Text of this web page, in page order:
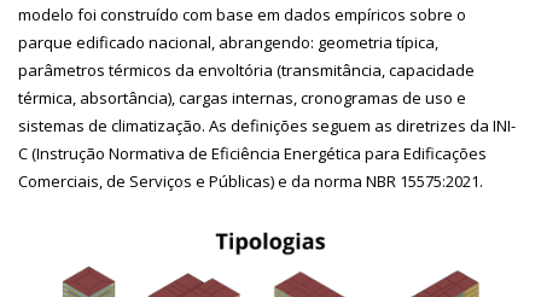
modelo foi construído com base em dados empíricos sobre o
parque edificado nacional, abrangendo: geometria típica,
parâmetros térmicos da envoltória (transmitância, capacidade
térmica, absortância), cargas internas, cronogramas de uso e
sistemas de climatização. As definições seguem as diretrizes da INI-
C (Instrução Normativa de Eficiência Energética para Edificações
Comerciais, de Serviços e Públicas) e da norma NBR 15575:2021.